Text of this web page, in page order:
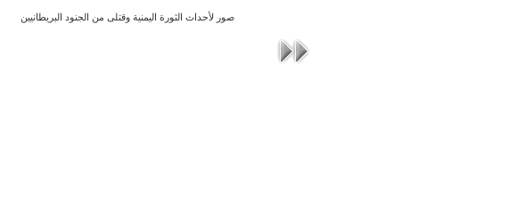
صور لأحداث الثورة اليمنية وقتلى من الجنود البريطانيين